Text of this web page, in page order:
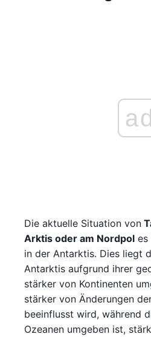
Die aktuelle Situation von
Arktis oder am Nordpol es
in der Antarktis. Dies liegt
Antarktis aufgrund ihrer
stärker von Kontinenten
stärker von Änderungen
beeinflusst wird, während
Ozeanen umgeben ist,